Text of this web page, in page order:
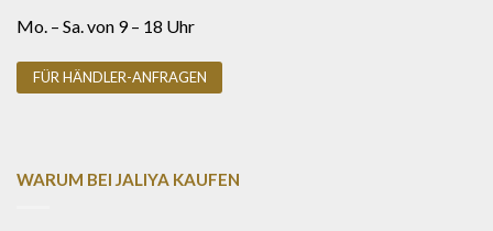
Mo. – Sa. von 9 – 18 Uhr
FÜR HÄNDLER-ANFRAGEN
WARUM BEI JALIYA KAUFEN